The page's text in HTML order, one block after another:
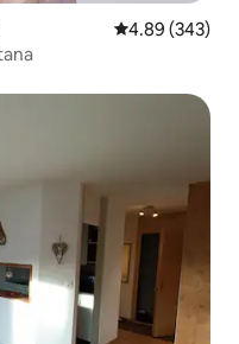
Calificación
4.89 (343)